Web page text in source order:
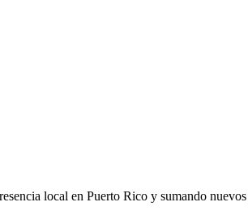
local en Puerto Rico y sumando